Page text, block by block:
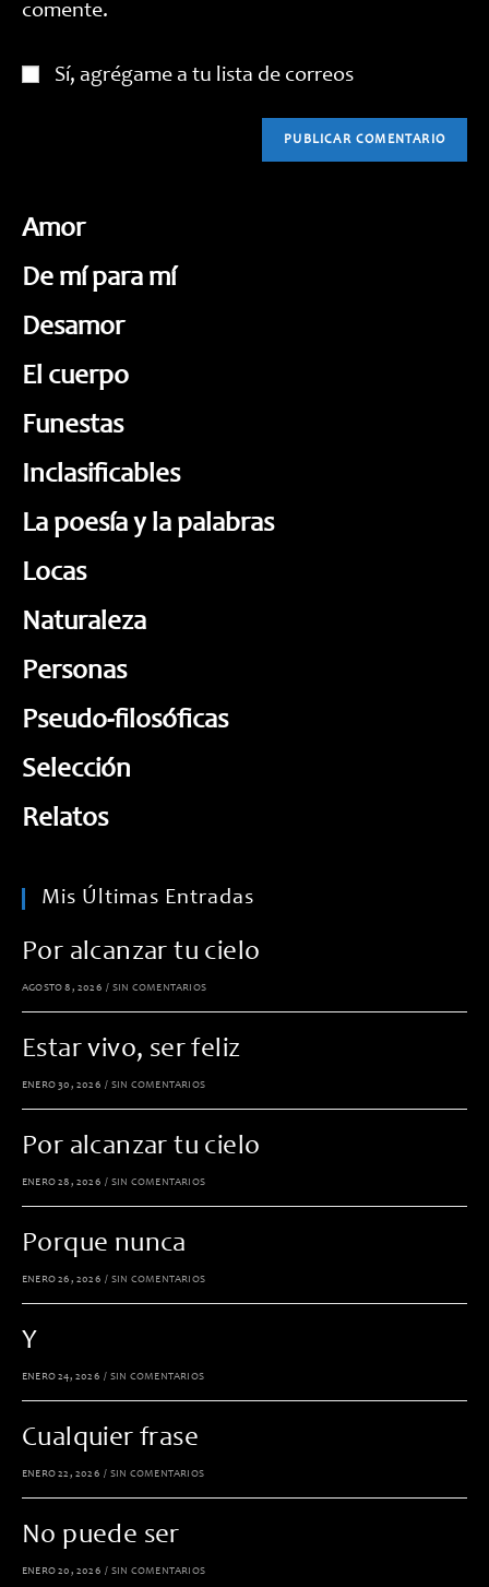
comente.
Sí, agrégame a tu lista de correos
Amor
De mí para mí
Desamor
El cuerpo
Funestas
Inclasificables
La poesía y la palabras
Locas
Naturaleza
Personas
Pseudo-filosóficas
Selección
Relatos
Mis Últimas Entradas
Por alcanzar tu cielo
AGOSTO 8, 2026 / SIN COMENTARIOS
Estar vivo, ser feliz
ENERO 30, 2026 / SIN COMENTARIOS
Por alcanzar tu cielo
ENERO 28, 2026 / SIN COMENTARIOS
Porque nunca
ENERO 26, 2026 / SIN COMENTARIOS
Y
ENERO 24, 2026 / SIN COMENTARIOS
Cualquier frase
ENERO 22, 2026 / SIN COMENTARIOS
No puede ser
ENERO 20, 2026 / SIN COMENTARIOS